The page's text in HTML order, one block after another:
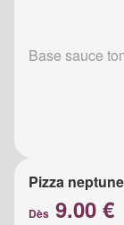
Base sauce
Pizza neptune
Dès 9.00 €